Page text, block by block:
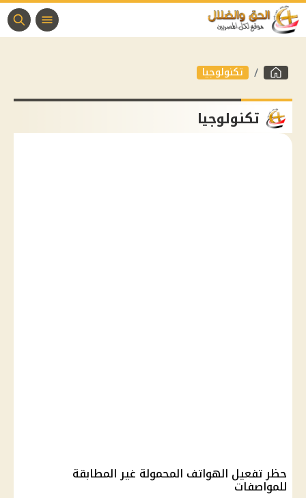
تكنولوجيا
تكنولوجيا
حظر تفعيل الهواتف المحمولة غير المطابقة
للمواصفات